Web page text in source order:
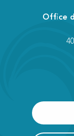
Office